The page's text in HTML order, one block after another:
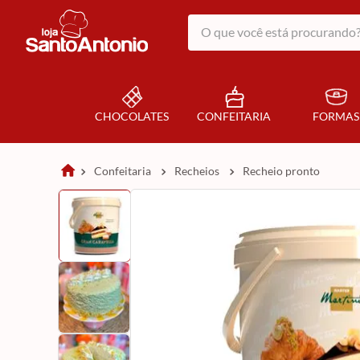
O que você está procurando?
CHOCOLATES CONFEITARIA FORMAS
confeitaria recheios recheio pronto